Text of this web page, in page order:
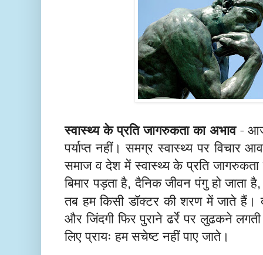
स्वास्थ्य के प्रति जागरुकता का अभाव- आज
पर्याप्त नहीं। समग्र स्वास्थ्य पर विचार
समाज व देश में स्वास्थ्य के प्रति
बिमार पड़ता है,दैनिक जीवन पंगु हो जाता है
तब हम किसी डॉक्टर की शरण में जाते हैं।
और जिंदगी फिर पुराने ढर्रे पर लुढकने
लिए प्रायः हम सचेष्ट नहीं पाए जाते।